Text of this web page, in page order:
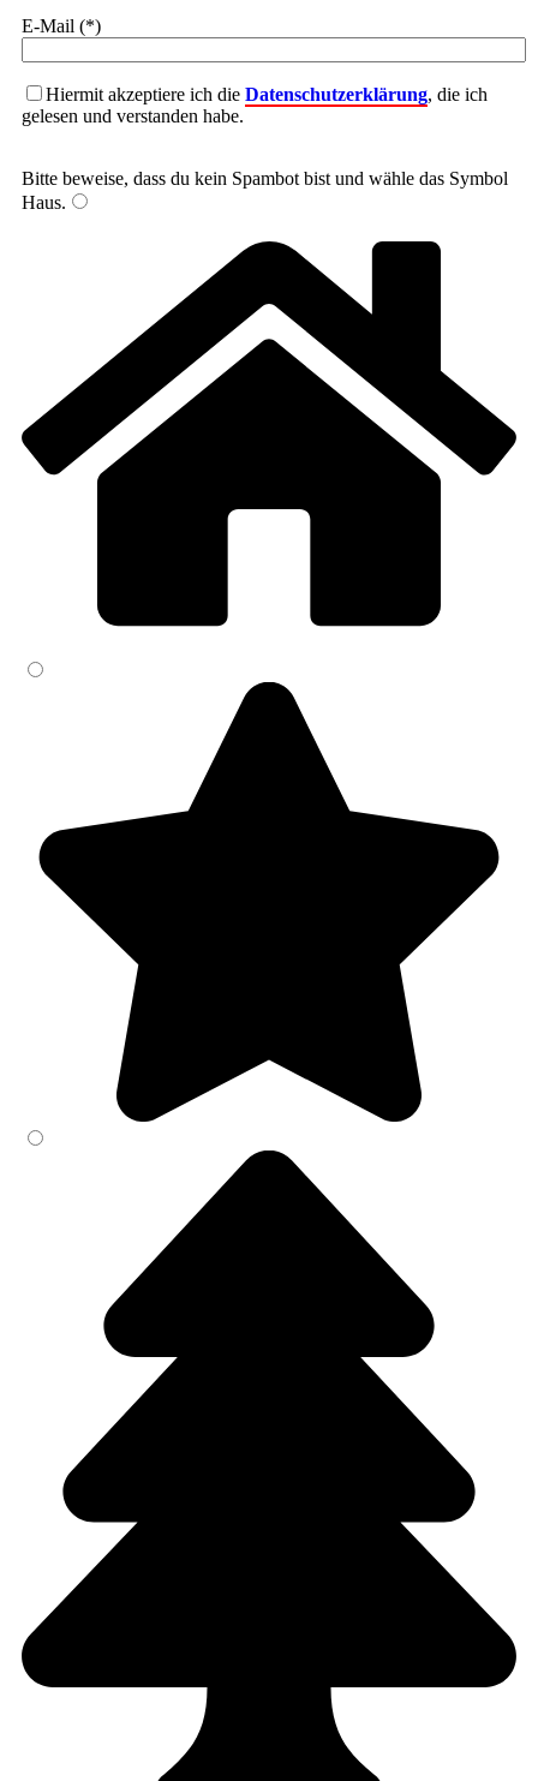
E-Mail (*)
Hiermit akzeptiere ich die Datenschutzerklärung, die ich
gelesen und verstanden habe.
Bitte beweise, dass du kein Spambot bist und wähle das Symbol
Haus.